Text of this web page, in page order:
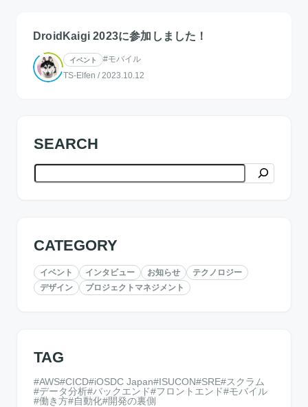
DroidKaigi 2023に参加しました！
イベント
#モバイル
TS-Elfen / 2023.10.12
SEARCH
検索
CATEGORY
イベント インタビュー お知らせ
テクノロジー
デザイン
プロジェクトマネジメント
TAG
AWS CICD iOSDC Japan ISUCON SRE
スクラム
データ分析 バックエンド フロントエンド
モバイル
働き方
自動化 開発の裏側